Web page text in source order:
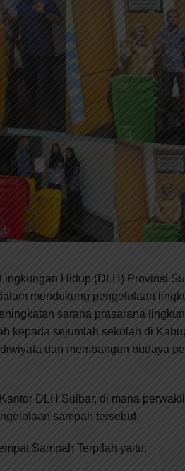
Hidup (DLH) Provinsi
mendukung pengelolaan
sarana prasarana
kepada sejumlah sekolah di
dan membangun budaya
DLH Sulbar, di mana
sampah tersebut.
Sampah Terpilah yaitu: